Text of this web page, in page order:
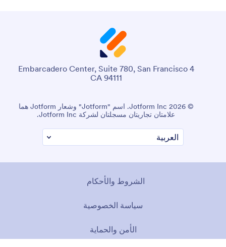
4 Embarcadero Center, Suite 780, San Francisco
CA 94111
© 2026 Jotform Inc. اسم "Jotform" وشعار Jotform هما
علامتان تجاريتان مسجلتان لشركة Jotform Inc.
الشروط والأحكام
سياسة الخصوصية
الأمن والحماية